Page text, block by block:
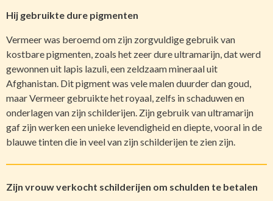
Hij gebruikte dure pigmenten
Vermeer was beroemd om zijn zorgvuldige gebruik van
kostbare pigmenten, zoals het zeer dure ultramarijn, dat werd
gewonnen uit lapis lazuli, een zeldzaam mineraal uit
Afghanistan. Dit pigment was vele malen duurder dan goud,
maar Vermeer gebruikte het royaal, zelfs in schaduwen en
onderlagen van zijn schilderijen. Zijn gebruik van ultramarijn
gaf zijn werken een unieke levendigheid en diepte, vooral in de
blauwe tinten die in veel van zijn schilderijen te zien zijn.
Zijn vrouw verkocht schilderijen om schulden te betalen